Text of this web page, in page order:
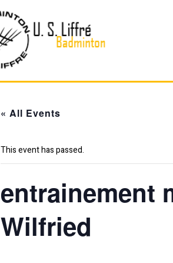
« All Events
This event has passed.
entrainement
Wilfried